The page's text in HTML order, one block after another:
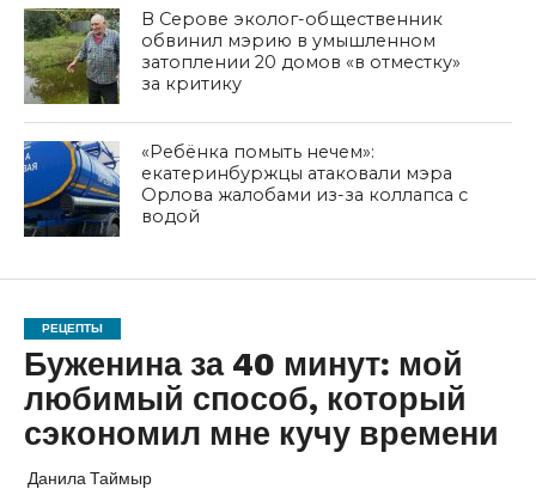
В Серове эколог-общественник
обвинил мэрию в умышленном
затоплении 20 домов «в отместку»
за критику
«Ребёнка помыть нечем»:
екатеринбуржцы атаковали мэра
Орлова жалобами из-за коллапса с
водой
РЕЦЕПТЫ
Буженина за 40 минут: мой
любимый способ, который
сэкономил мне кучу времени
Данила Таймыр